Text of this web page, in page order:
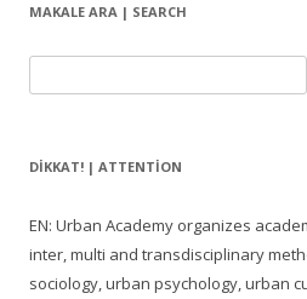
MAKALE ARA | SEARCH
DIKKAT! | ATTENTION
EN: Urban Academy organizes
inter, multi and transdisciplinary
sociology, urban psychology, urban